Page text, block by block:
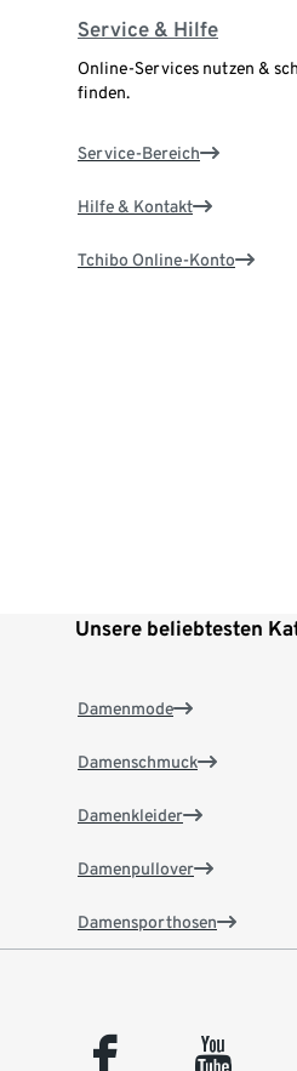
Service & Hilfe
Online-Services nutzen &
finden.
Service-Bereich
Hilfe & Kontakt
Tchibo Online-Konto
Unsere beliebtesten
Damenmode
Damenschmuck
Damenkleider
Damenpullover
Damensporthosen
facebook youtube